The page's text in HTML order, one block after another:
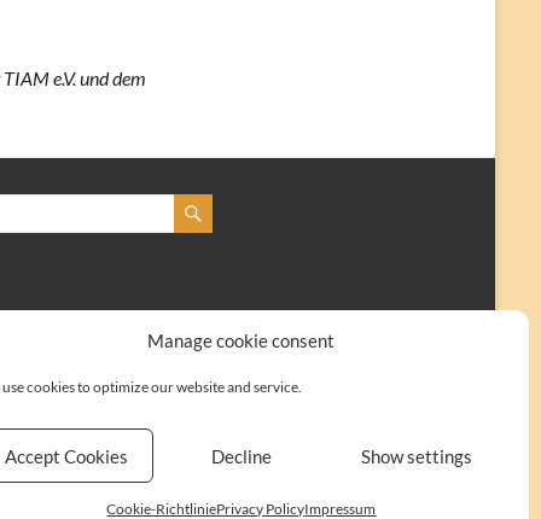
Manage cookie consent
cookies to optimize our website and service.
Accept Cookies Decline Show settings
Cookie-RichtliniePrivacy PolicyImpressum
e.V. und dem
Cookie-Richtlinie (EU)